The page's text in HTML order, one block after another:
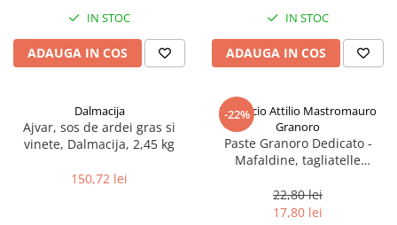
Spania / Cipru / Africa
Sare de mare din Oceanele Pacific
Sare de roca
Sare speciala
Prajitore paine
Gratare
IN STOC
ADAUGA IN COS
IN STOC
ADAUGA IN COS
Dalmacija
Ajvar, sos de ardei gras si
vinete, Dalmacija, 2,45 kg
150,72 lei
-22%
Pastificio Attilio Mastromauro
Granoro
Paste Granoro Dedicato -
Mafaldine, tagliatelle
22,80 lei
17,80 lei